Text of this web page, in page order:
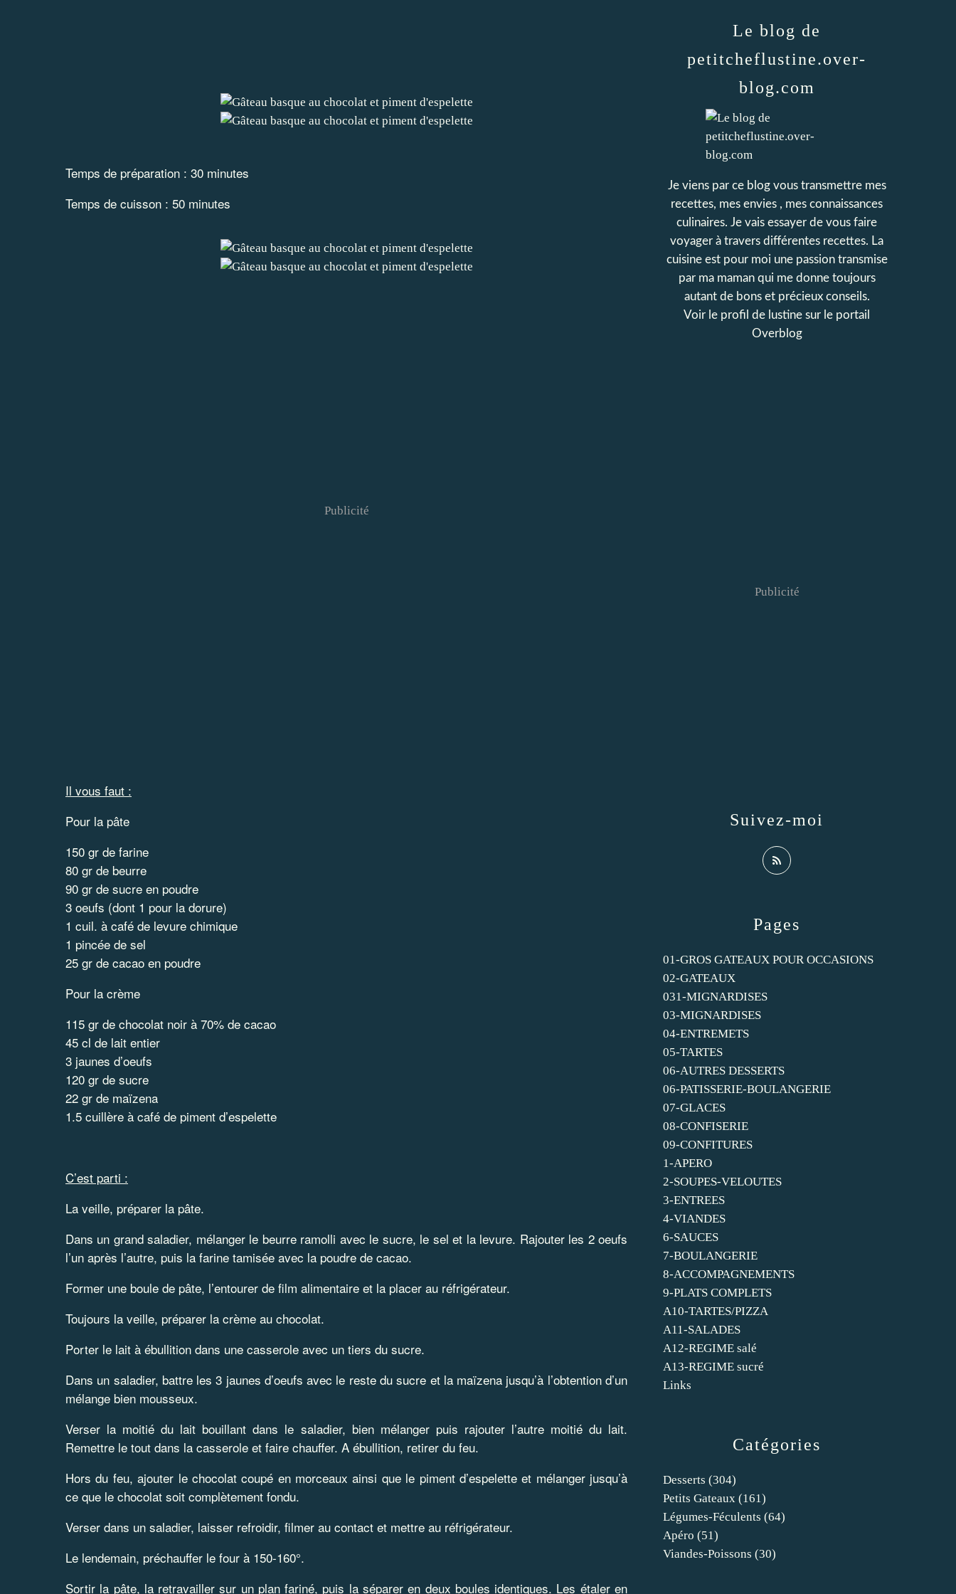
Temps de préparation : 30 minutes
Temps de cuisson : 50 minutes
Publicité
Il vous faut :
Pour la pâte
150 gr de farine
80 gr de beurre
90 gr de sucre en poudre
3 oeufs (dont 1 pour la dorure)
1 cuil. à café de levure chimique
1 pincée de sel
25 gr de cacao en poudre
Pour la crème
115 gr de chocolat noir à 70% de cacao
45 cl de lait entier
3 jaunes d’oeufs
120 gr de sucre
22 gr de maïzena
1.5 cuillère à café de piment d’espelette
C’est parti :
La veille, préparer la pâte.
Dans un grand saladier, mélanger le beurre ramolli avec le sucre, le sel et la levure. Rajouter les 2 oeufs
l’un après l’autre, puis la farine tamisée avec la poudre de cacao.
Former une boule de pâte, l’entourer de film alimentaire et la placer au réfrigérateur.
Toujours la veille, préparer la crème au chocolat.
Porter le lait à ébullition dans une casserole avec un tiers du sucre.
Dans un saladier, battre les 3 jaunes d’oeufs avec le reste du sucre et la maïzena jusqu’à l’obtention d’un
mélange bien mousseux.
Verser la moitié du lait bouillant dans le saladier, bien mélanger puis rajouter l’autre moitié du lait.
Remettre le tout dans la casserole et faire chauffer. A ébullition, retirer du feu.
Hors du feu, ajouter le chocolat coupé en morceaux ainsi que le piment d’espelette et mélanger jusqu’à
ce que le chocolat soit complètement fondu.
Verser dans un saladier, laisser refroidir, filmer au contact et mettre au réfrigérateur.
Le lendemain, préchauffer le four à 150-160°.
Sortir la pâte, la retravailler sur un plan fariné, puis la séparer en deux boules identiques. Les étaler en
Catégories
Desserts (304)
Petits Gateaux (161)
Légumes-Féculents (64)
Apéro (51)
Viandes-Poissons (30)
Pages
01-GROS GATEAUX POUR OCCASIONS
02-GATEAUX
031-MIGNARDISES
03-MIGNARDISES
04-ENTREMETS
05-TARTES
06-AUTRES DESSERTS
06-PATISSERIE-BOULANGERIE
07-GLACES
08-CONFISERIE
09-CONFITURES
1-APERO
2-SOUPES-VELOUTES
3-ENTREES
4-VIANDES
6-SAUCES
7-BOULANGERIE
8-ACCOMPAGNEMENTS
9-PLATS COMPLETS
A10-TARTES/PIZZA
A11-SALADES
A12-REGIME salé
A13-REGIME sucré
Links
Le blog de
petitcheflustine.over-
blog.com
Je viens par ce blog vous transmettre mes
recettes, mes envies , mes connaissances
culinaires. Je vais essayer de vous faire
voyager à travers différentes recettes. La
cuisine est pour moi une passion transmise
par ma maman qui me donne toujours
autant de bons et précieux conseils.
Voir le profil de lustine sur le portail
Overblog
Suivez-moi
Publicité